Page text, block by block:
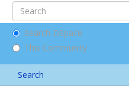
Search DSpace
This Community
Search